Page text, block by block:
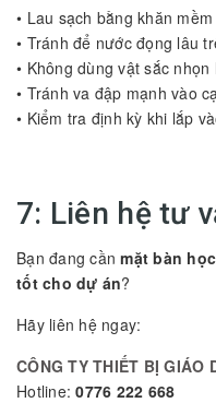
• Lau sạch bằng khăn
• Tránh để nước đọng lâu
• Không dùng vật sắc
• Tránh va đập mạnh vào
• Kiểm tra định kỳ khi lắp
7: Liên hệ tư
Bạn đang cầnmặt bàn
tốt cho dự án?
Hãy liên hệ ngay:
CÔNG TY THIẾT BỊ GIÁO
Hotline:0776 222 668